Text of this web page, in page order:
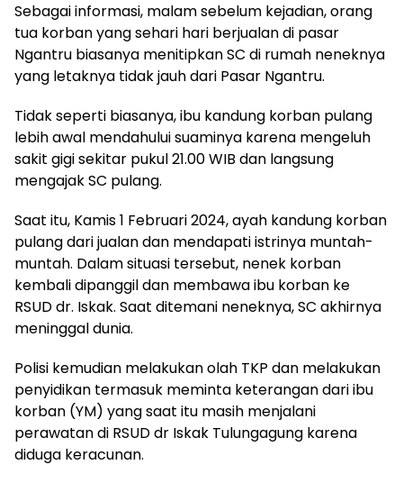
Sebagai informasi, malam sebelum kejadian, orang
tua korban yang sehari hari berjualan di pasar
Ngantru biasanya menitipkan SC di rumah neneknya
yang letaknya tidak jauh dari Pasar Ngantru.
Tidak seperti biasanya, ibu kandung korban pulang
lebih awal mendahului suaminya karena mengeluh
sakit gigi sekitar pukul 21.00 WIB dan langsung
mengajak SC pulang.
Saat itu, Kamis 1 Februari 2024, ayah kandung korban
pulang dari jualan dan mendapati istrinya muntah-
muntah. Dalam situasi tersebut, nenek korban
kembali dipanggil dan membawa ibu korban ke
RSUD dr. Iskak. Saat ditemani neneknya, SC akhirnya
meninggal dunia.
Polisi kemudian melakukan olah TKP dan melakukan
penyidikan termasuk meminta keterangan dari ibu
korban (YM) yang saat itu masih menjalani
perawatan di RSUD dr Iskak Tulungagung karena
diduga keracunan.